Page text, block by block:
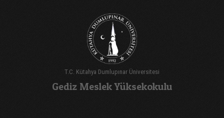
T.C. Kütahya Dumlupınar Üniversitesi
Gediz Meslek Yüksekokulu